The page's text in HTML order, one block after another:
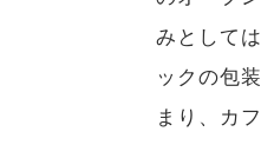
みとして
ックの包
まり、カ